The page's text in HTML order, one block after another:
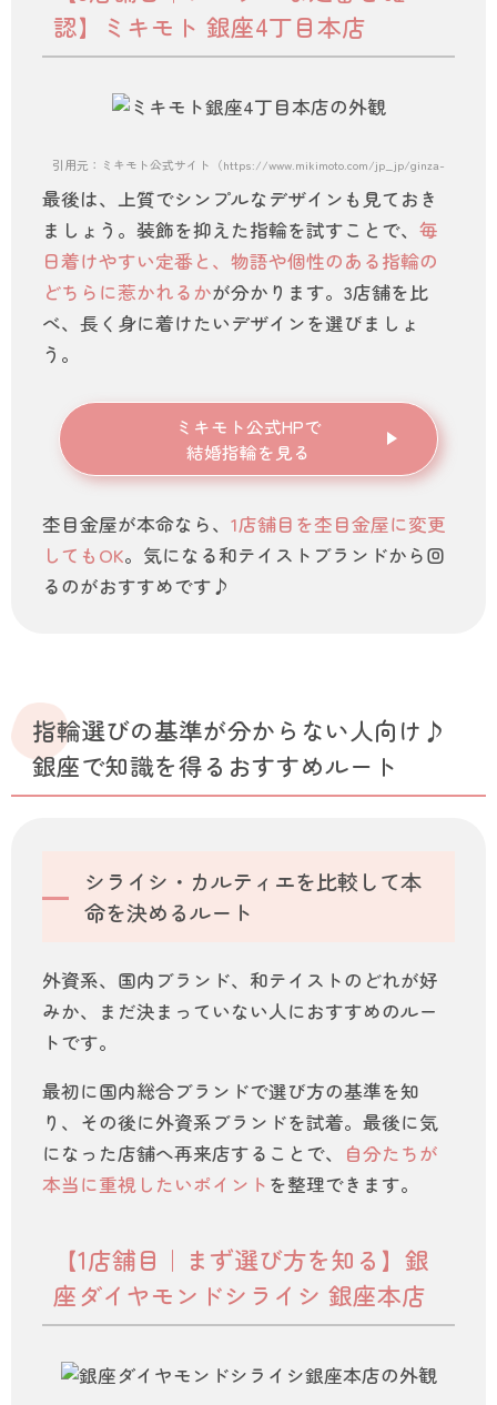
認】ミキモト 銀座4丁目本店
引用元：ミキモト公式サイト（https://www.mikimoto.com/jp_jp/ginza-main-
最後は、上質でシンプルなデザインも見ておき
ましょう。装飾を抑えた指輪を試すことで、毎
日着けやすい定番と、物語や個性のある指輪の
どちらに惹かれるかが分かります。3店舗を比
べ、長く身に着けたいデザインを選びましょ
う。
ミキモト公式HPで
結婚指輪を見る
杢目金屋が本命なら、1店舗目を杢目金屋に変更
してもOK。気になる和テイストブランドから回
るのがおすすめです♪
指輪選びの基準が分からない人向け♪
銀座で知識を得るおすすめルート
シライシ・カルティエを比較して本
命を決めるルート
外資系、国内ブランド、和テイストのどれが好
みか、まだ決まっていない人におすすめのルー
トです。
最初に国内総合ブランドで選び方の基準を知
り、その後に外資系ブランドを試着。最後に気
になった店舗へ再来店することで、
自分たちが
本当に重視したいポイント を整理できます。
【1店舗目｜まず選び方を知る】銀
座ダイヤモンドシライシ 銀座本店